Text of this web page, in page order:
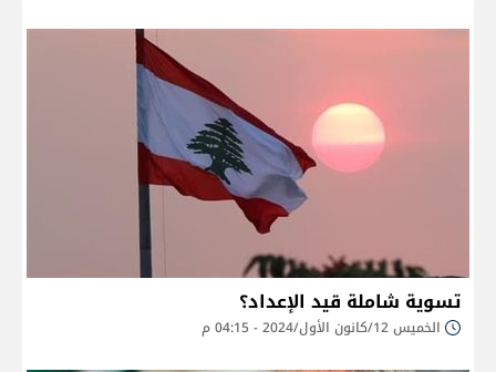
تسوية شاملة قيد الإعداد؟
الخميس 12/كانون الأول/2024 - 04:15 م